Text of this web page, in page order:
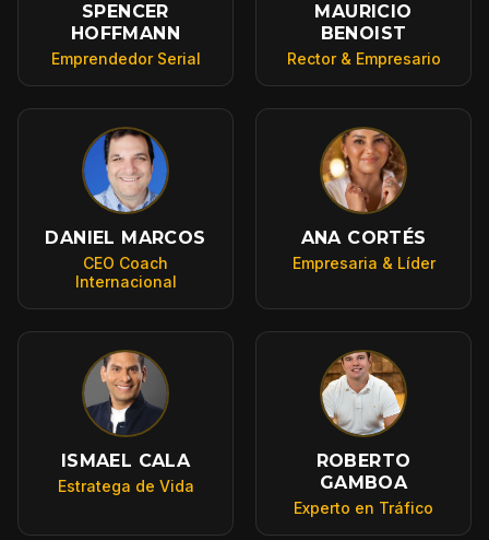
SPENCER
HOFFMANN
Emprendedor Serial
MAURICIO
BENOIST
Rector & Empresario
DANIEL MARCOS
CEO Coach
Internacional
ANA CORTÉS
Empresaria & Líder
ISMAEL CALA
Estratega de Vida
ROBERTO
GAMBOA
Experto en Tráfico